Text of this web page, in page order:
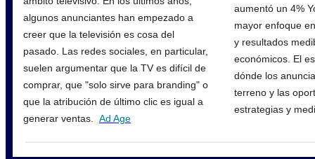
algunos anunciantes han empezado a
creer que la televisión es cosa del
pasado. Las redes sociales, en particular,
suelen argumentar que la TV es difícil de
comprar, que "solo sirve para branding" o
que la atribución de último clic es igual a
generar ventas. Ad Age
aumentó un 4%
mayor enfoque
y resultados
económicos. El
dónde los
terreno y las
estrategias y